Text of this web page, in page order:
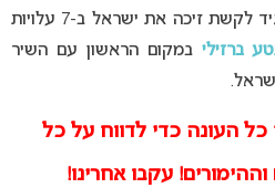
הבא. שיתוף הפעולה בין התאגיד לקשת זיכה את ישראל ב-7 עלויות
ברזיליבמקום הראשון עם השיר
כל העונה כדי לדווח על כל
עקבו אחרינו!